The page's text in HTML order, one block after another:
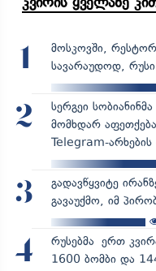
1
მოსკოვში,
სავარაუდოდ,
2
სერგეი
მომხდარ
Telegram-
3
გადავწყვიტე
გავაუქმო, იმ
4
რუსებმა ერთ
1600 ბომბი და